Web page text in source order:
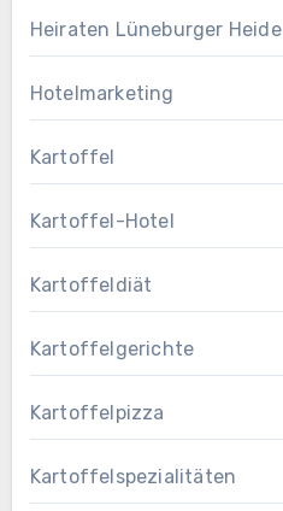
Heiraten Lüneburger Heide
Hotelmarketing
Kartoffel
Kartoffel-Hotel
Kartoffeldiät
Kartoffelgerichte
Kartoffelpizza
Kartoffelspezialitäten